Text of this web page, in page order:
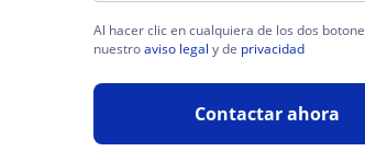
Al hacer clic en cualquiera de los dos
nuestroaviso legal y de privacidad
Contactar ahora